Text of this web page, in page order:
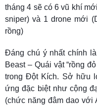
tháng 4 sẽ có 6 vũ khí
sniper) và 1 drone mới
rồng)
Đáng chú ý nhất chính
Beast – Quái vật “rồng
trong Đột Kích. Sở hữu
ứng đặc biệt như cộng
(chức năng đâm dao với